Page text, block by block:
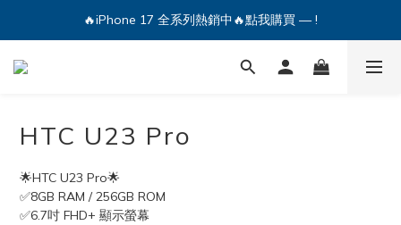
🔥iPhone 17 全系列熱銷中🔥點我購買 — !
💕加入Q哥 Line 新好友領優惠券！🎫
🔥iPhone 17 全系列熱銷中🔥點我購買 — !
HTC U23 Pro
🌟HTC U23 Pro🌟
✅8GB RAM / 256GB ROM
✅6.7吋 FHD+ 顯示螢幕